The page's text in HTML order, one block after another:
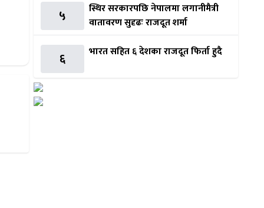
५
स्थिर सरकारपछि नेपालमा लगानीमैत्री
वातावरण सुदृढः राजदूत शर्मा
६ भारत सहित ६ देशका राजदूत फिर्ता हुदै